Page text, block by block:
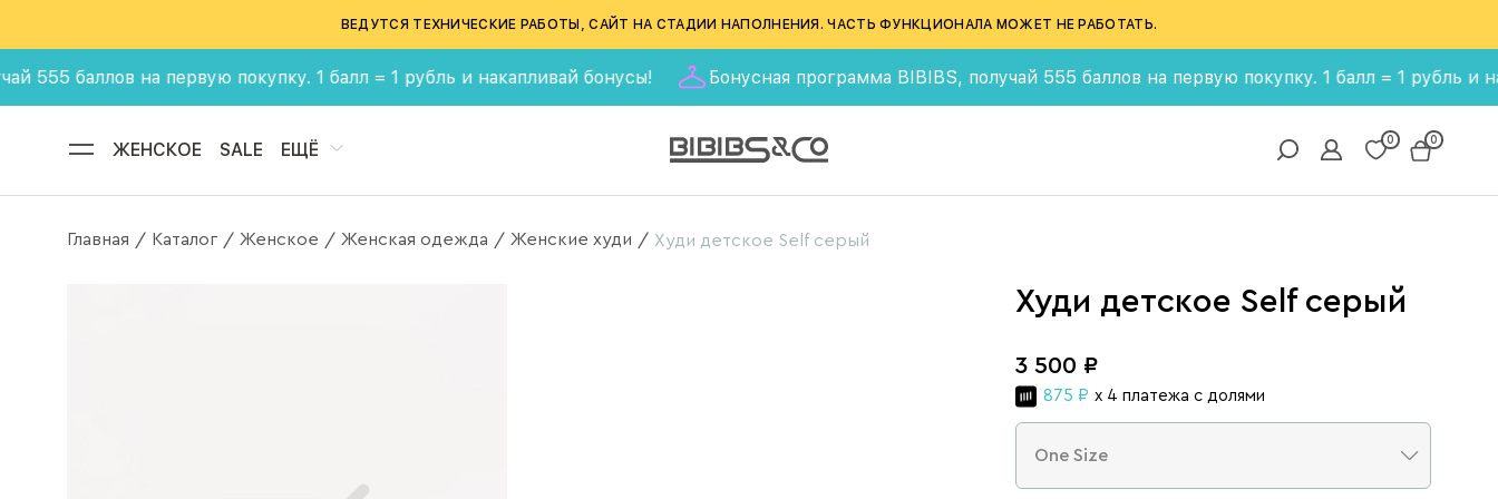
ВЕДУТСЯ ТЕХНИЧЕСКИЕ РАБОТЫ, САЙТ НА СТАДИИ НАПОЛНЕНИЯ. ЧАСТЬ ФУНКЦИОНАЛА МОЖЕТ НЕ РАБОТАТЬ.
на первую покупку. 1 балл = 1 рубль и накапливай бонусы! Бонусная программа BIBIBS, получай 555 баллов на первую покупку. 1 балл = 1 рубль и
ЖЕНСКОЕ SALE ЕЩЁ 0 0
Главная / Каталог / Женское / Женская одежда / Женские худи / Худи детское Self серый
Худи детское Self серый
3 500 ₽
875 ₽ x 4 платежа с долями